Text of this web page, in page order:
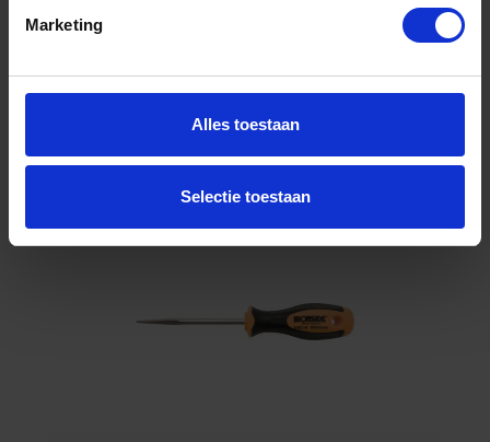
Marketing
Alles toestaan
Selectie toestaan
+
Stuk